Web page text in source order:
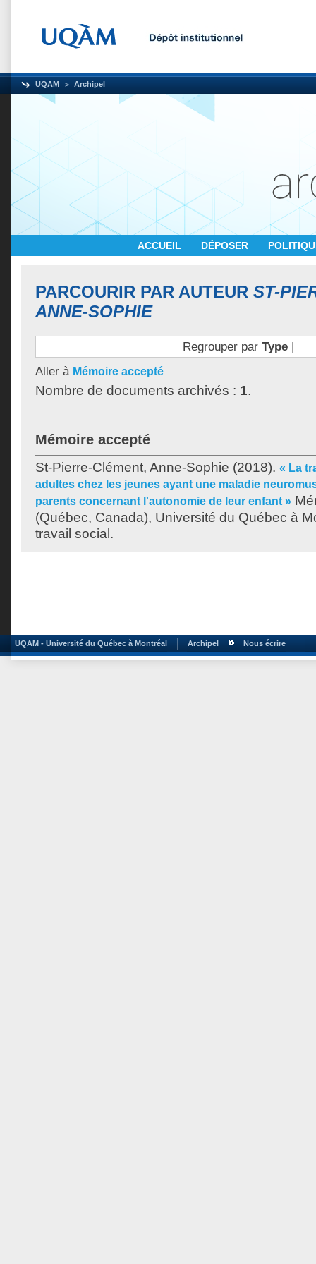
UQAM Archipel
ACCUEIL DÉPOSER
PARCOURIR PAR AUTEUR ST-
ANNE-SOPHIE
Regrouper par Type|
Aller à Mémoire accepté
Nombre de documents archivés : 1.
Mémoire accepté
St-Pierre-Clément, Anne-Sophie (2018). « La
adultes chez les jeunes ayant une maladie
parents concernant l'autonomie de leur enfant »
(Québec, Canada), Université du Québec à
travail social.
UQAM - Université du Québec à Montréal Archipel Nous écrire